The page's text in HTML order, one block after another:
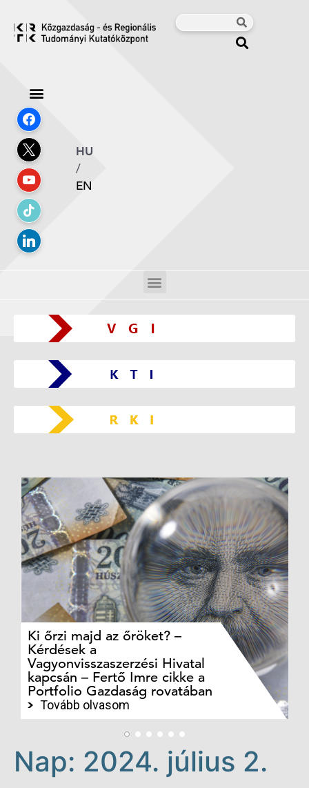
HU
/
EN
Ki őrzi majd az őröket? –
Kérdések a
Vagyonvisszaszerzési Hivatal
kapcsán – Fertő Imre cikke a
Portfolio Gazdaság rovatában
Tovább olvasom
Nap: 2024. július 2.